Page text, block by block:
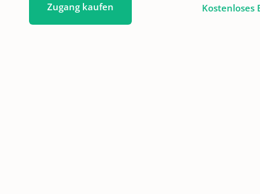
Zugang kaufen Kostenloses